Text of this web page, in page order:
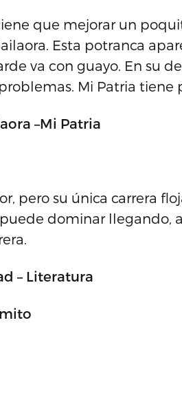
que mejorar un
Esta potranca
va con guayo. En su
Mi Patria
–Mi Patria
pero su única carrera
dominar llegando,
– Literatura